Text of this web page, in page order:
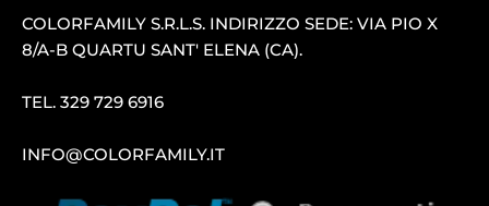
COLORFAMILY S.R.L.S. INDIRIZZO SEDE: VIA PIO X
8/A-B QUARTU SANT′ ELENA (CA).
TEL. 329 729 6916
INFO@COLORFAMILY.IT